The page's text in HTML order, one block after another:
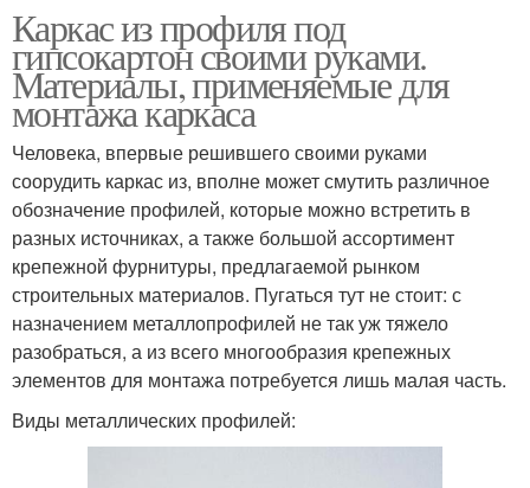
Каркас из профиля под
гипсокартон своими руками.
Материалы, применяемые для
монтажа каркаса
Человека, впервые решившего своими руками
соорудить каркас из, вполне может смутить различное
обозначение профилей, которые можно встретить в
разных источниках, а также большой ассортимент
крепежной фурнитуры, предлагаемой рынком
строительных материалов. Пугаться тут не стоит: с
назначением металлопрофилей не так уж тяжело
разобраться, а из всего многообразия крепежных
элементов для монтажа потребуется лишь малая часть.
Виды металлических профилей: